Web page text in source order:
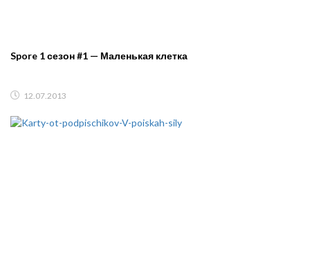
Spore 1 сезон #1 — Маленькая клетка
12.07.2013